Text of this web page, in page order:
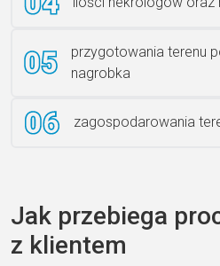
przygotowania terenu
nagrobka
zagospodarowania
Jak przebiega
z klientem